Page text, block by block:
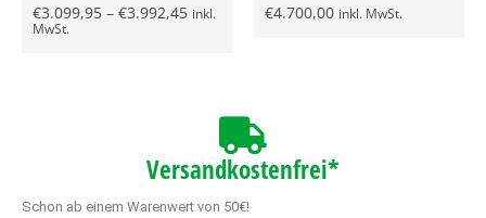
€3.099,95 – €3.992,45 inkl.
MwSt.
€4.700,00 inkl. MwSt.
Versandkostenfrei*
Schon ab einem Warenwert von 50€!